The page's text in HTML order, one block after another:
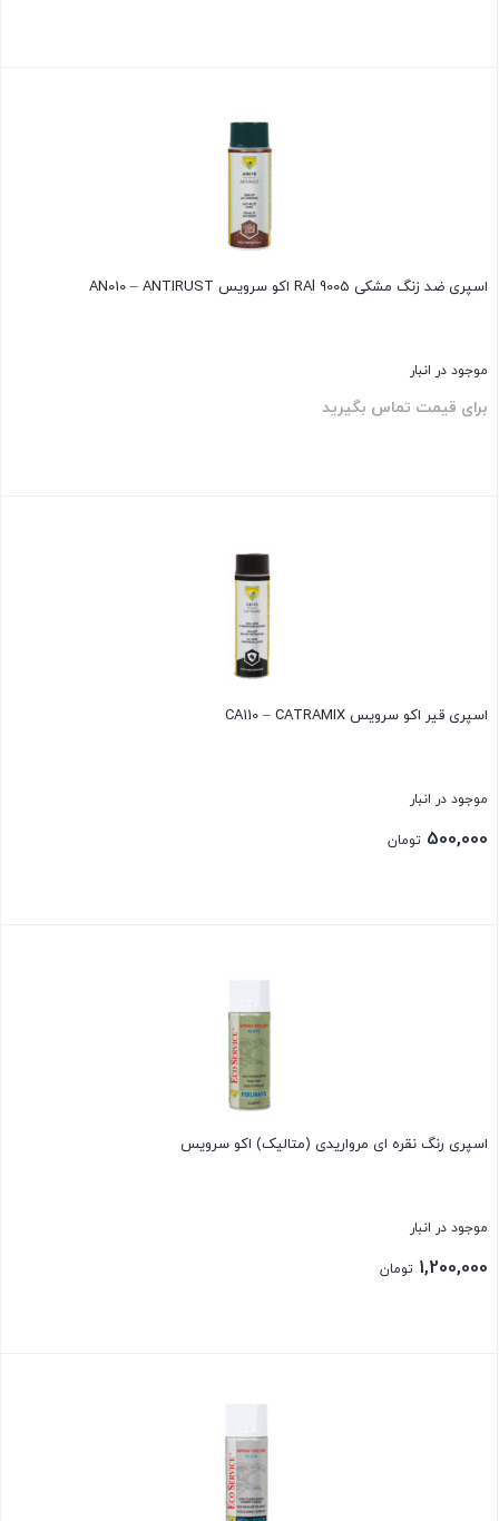
اسپری ضد زنگ مشکی RAl 9005 اکو سرویس AN010 – ANTIRUST
موجود در انبار
برای قیمت تماس بگیرید
اسپری قیر اکو سرویس CA110 – CATRAMIX
موجود در انبار
500,000 تومان
اسپری رنگ نقره ای مرواریدی (متالیک) اکو سرویس
موجود در انبار
1,200,000 تومان